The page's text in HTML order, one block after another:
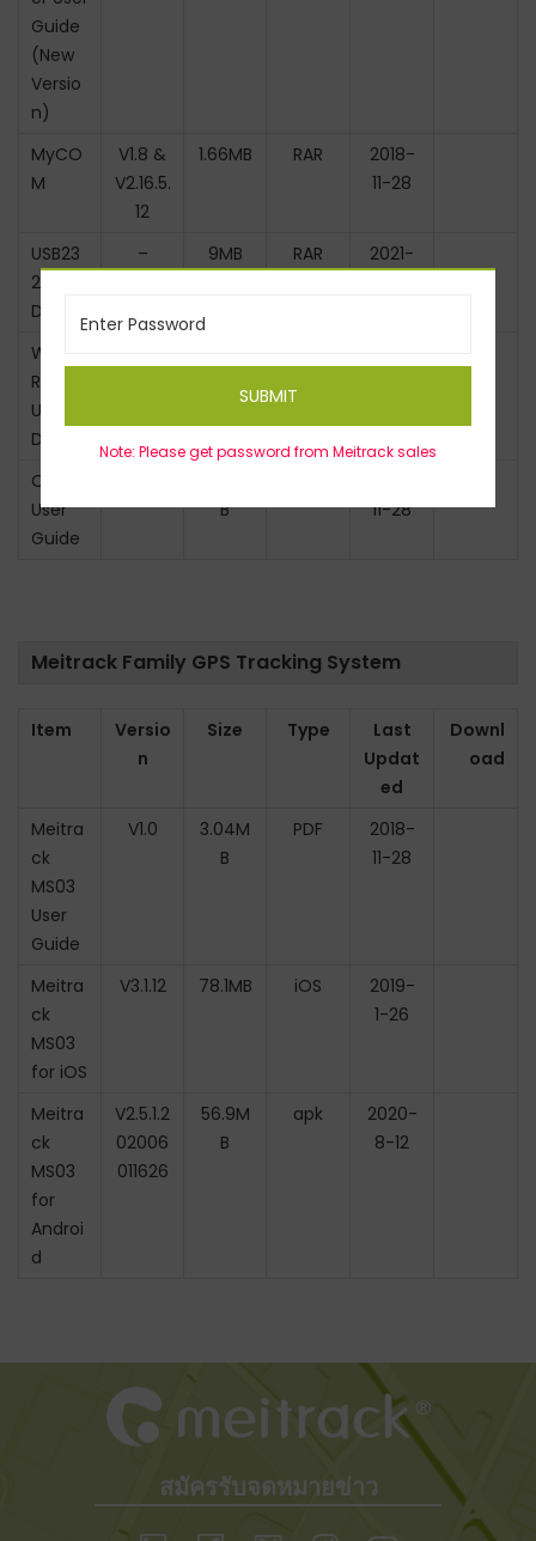
SUBMIT
Note: Please get password from Meitrack sales
Guide
(New
Versio
n)
MyCO
M
V1.8 &
V2.16.5.
12
1.66MB RAR
2018-
11-28
USB23
2
Driver
– 9MB RAR
2021-
WIN11
RS232
USB
Driver
OTA
User
Guide
B
11-28
Meitrack Family GPS Tracking System
Item
Versio
n
Size Type
Last
Updat
ed
Downl
oad
Meitra
ck
MS03
User
Guide
V1.0
3.04M
B
PDF
2018-
11-28
Meitra
ck
MS03
for iOS
V3.1.12 78.1MB iOS
2019-
1-26
Meitra
ck
MS03
for
Androi
d
V2.5.1.2
02006
011626
56.9M
B
apk
2020-
8-12
สมัครรับจดหมายข่าว